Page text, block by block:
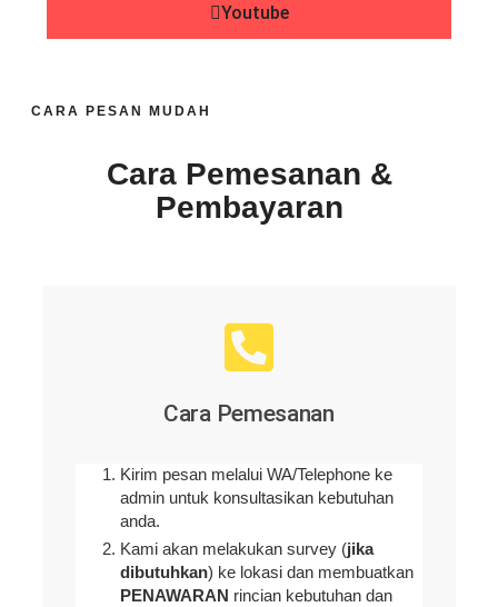
Youtube
CARA PESAN MUDAH
Cara Pemesanan &
Pembayaran
Cara Pemesanan
Kirim pesan melalui WA/Telephone ke
admin untuk konsultasikan kebutuhan
anda.
Kami akan melakukan survey (jika
dibutuhkan) ke lokasi dan membuatkan
PENAWARAN rincian kebutuhan dan